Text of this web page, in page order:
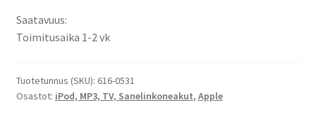
Generation
3,7V
/
616-
Saatavuus:
Toimitusaika 1-2 vk
Tuotetunnus (SKU): 616-0531
Osastot: iPod, MP3, TV, Sanelinkoneakut, Apple